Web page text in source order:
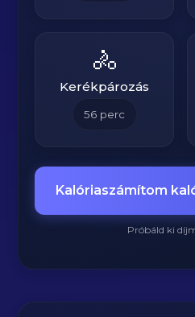
🚴
Kerékpározás
56 perc
Kalóriaszámítom
Próbáld ki